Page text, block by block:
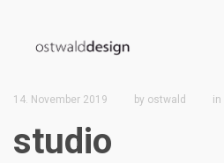
14. November 2019 by ostwald in
studio